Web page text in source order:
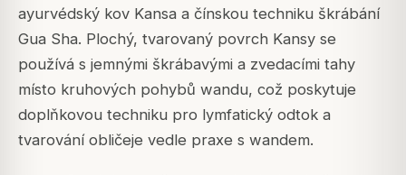
ayurvédský kov Kansa a čínskou techniku škrábání
Gua Sha. Plochý, tvarovaný povrch Kansy se
používá s jemnými škrábavými a zvedacími tahy
místo kruhových pohybů wandu, což poskytuje
doplňkovou techniku pro lymfatický odtok a
tvarování obličeje vedle praxe s wandem.